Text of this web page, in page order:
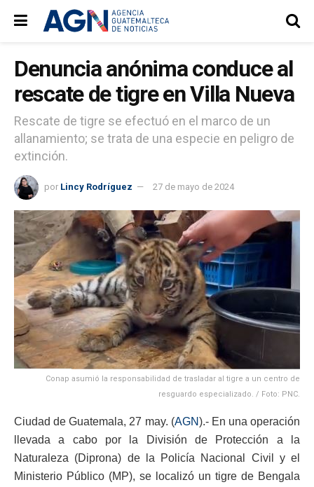
Denuncia anónima conduce al
rescate de tigre en Villa Nueva
Rescate de tigre se efectuó en el marco de un
allanamiento; se trata de una especie en peligro de
extinción.
por Lincy Rodríguez 27 de mayo de 2024
Conap asumió la responsabilidad de trasladar al tigre a un centro de
resguardo especializado. / Foto: PNC.
Ciudad de Guatemala, 27 may. (AGN).- En una operación
llevada a cabo por la División de Protección a la
Naturaleza (Diprona) de la Policía Nacional Civil y el
Ministerio Público (MP), se localizó un tigre de Bengala